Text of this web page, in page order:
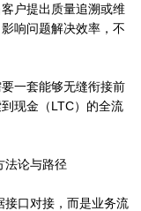
户提出质量追溯或维
响问题解决效率，不
一套能够无缝衔接前
现金（LTC）的全流
法论与路径
接口对接，而是业务流